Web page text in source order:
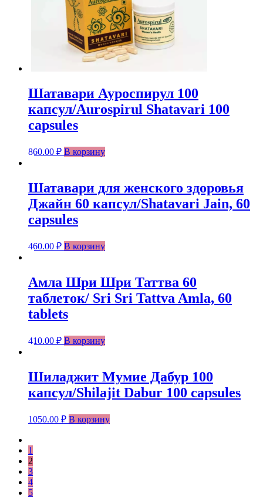
Шатавари Ауроспирул 100
капсул/Aurospirul Shatavari 100
capsules
860.00 ₽ В корзину
Шатавари для женского здоровья
Джайн 60 капсул/Shatavari Jain, 60
capsules
460.00 ₽ В корзину
Амла Шри Шри Таттва 60
таблеток/ Sri Sri Tattva Amla, 60
tablets
410.00 ₽ В корзину
Шиладжит Мумие Дабур 100
капсул/Shilajit Dabur 100 capsules
1050.00 ₽ В корзину
1
2
3
4
5